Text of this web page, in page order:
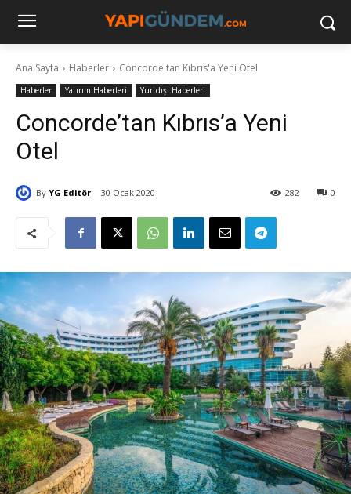
Ana Sayfa Haberler Concorde'tan Kıbrıs'a Yeni Otel
Haberler Yatırım Haberleri Yurtdışı Haberleri
Concorde’tan Kıbrıs’a Yeni
Otel
By YG Editör 30 Ocak 2020 0
282